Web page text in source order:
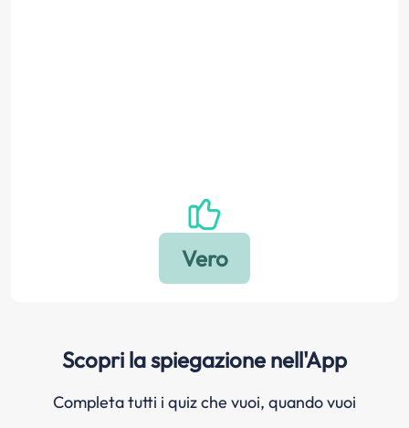
Scopri la spiegazione nell'App
Completa tutti i quiz che vuoi, quando vuoi